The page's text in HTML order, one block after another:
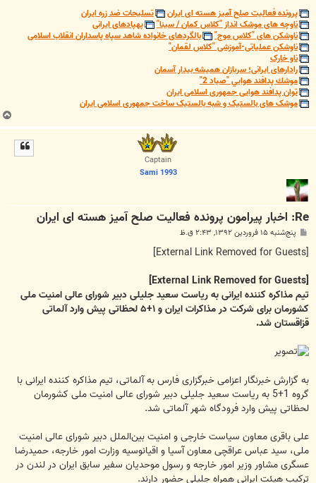
پرونده فعالیت صلح آمیز هسته ای ایران
تسلیحات ضد زره ایران
ناوچه های موشک انداز "کلاس کمان / سینا"
پهپادهای ایرانی
ناوشکن های "کلاس موج"
بالگردهای خانواده شاهد سپاه پاسداران انقلاب اسلامی
ناوشکن عملیاتی-آموزشی "کلاس لقمان"
ناو خارک
رادارهای ایرانی؛ سربازان همیشه بیدار آسمان
موشك پدافند هوايي "صياد 2"
توان پدافند هوایی جمهوری اسلامی ایران
موشک های بالستیک و شبه بالستیک ساخت جمهوری اسلامی ایران
ب
ا
Captain
Sami 1993
Re: اخبار پیرامون پرونده فعالیت صلح آمیز هسته ای ایران
پ
ت
پنج‌شنبه ۱۵ فروردین ۱۳۹۲, ۲:۴۳ ق.ظ
تیم مذاکره کننده ایرانی به ریاست سعید جلیلی دبیر شورای عالی امنیت ملی
کشورمان برای شرکت در مذاکرات ایران و ۱+۵ لحظاتی پیش وارد آلماتی
قزاقستان شد.
به گزارش خبرنگار اعزامی خبرگزاری فارس به آلماتی، تیم مذاکره کننده ایرانی با
گروه 1+5 به ریاست سعید جلیلی دبیر شورای عالی امنیت ملی کشورمان
لحظاتی پیش وارد فرودگاه شهر آلماتی شد.
علی باقری معاون سیاست خارجی و امنیت بین‌الملل دبیر شورای عالی امنیت
ملی، سید عباس عراقچی معاون آسیا و اقیانوسیه وزارت امور خارجه، حمیدرضا
عسگری مشاور وزیر امور خارجه و رسول موحدیان سفیر سابق ایران در لندن در
ترکیب هیئت ایرانی همراه جلیلی حضور دارند.